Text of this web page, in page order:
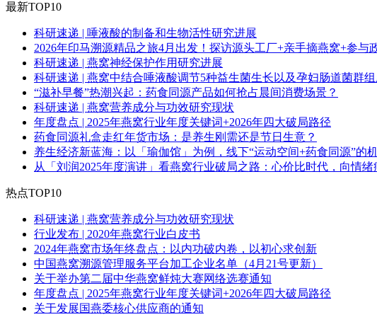
最新TOP10
科研速递 | 唾液酸的制备和生物活性研究进展
2026年印马溯源精品之旅4月出发！探访源头工厂+亲手摘燕窝+参
科研速递 | 燕窝神经保护作用研究进展
科研速递 | 燕窝中结合唾液酸调节5种益生菌生长以及孕妇肠道菌群
“滋补早餐”热潮兴起：药食同源产品如何抢占晨间消费场景？
科研速递 | 燕窝营养成分与功效研究现状
年度盘点 | 2025年燕窝行业年度关键词+2026年四大破局路径
药食同源礼盒走红年货市场：是养生刚需还是节日生意？
养生经济新蓝海：以「瑜伽馆」为例，线下“运动空间+药食同源”的
从「刘润2025年度演讲」看燕窝行业破局之路：心价比时代，向情绪
热点TOP10
科研速递 | 燕窝营养成分与功效研究现状
行业发布 | 2020年燕窝行业白皮书
2024年燕窝市场年终盘点：以内功破内卷，以初心求创新
中国燕窝溯源管理服务平台加工企业名单（4月21号更新）
关于举办第二届中华燕窝鲜炖大赛网络选赛通知
年度盘点 | 2025年燕窝行业年度关键词+2026年四大破局路径
关于发展国燕委核心供应商的通知